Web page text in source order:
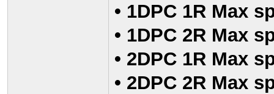
• 1DPC 1R Max
• 1DPC 2R Max
• 2DPC 1R Max
• 2DPC 2R Max